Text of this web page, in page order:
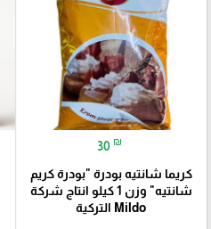
30 ₪
كريما شانتيه بودرة "بودرة كريم
شانتيه" وزن 1 كيلو انتاج شركة
Mildo التركية